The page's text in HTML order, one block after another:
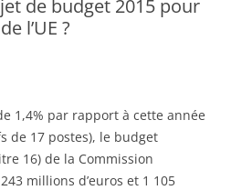
de budget 2015 pour
l’UE ?
1,4% par rapport à cette année
de 17 postes), le budget
16) de la Commission
millions d’euros et 1 105